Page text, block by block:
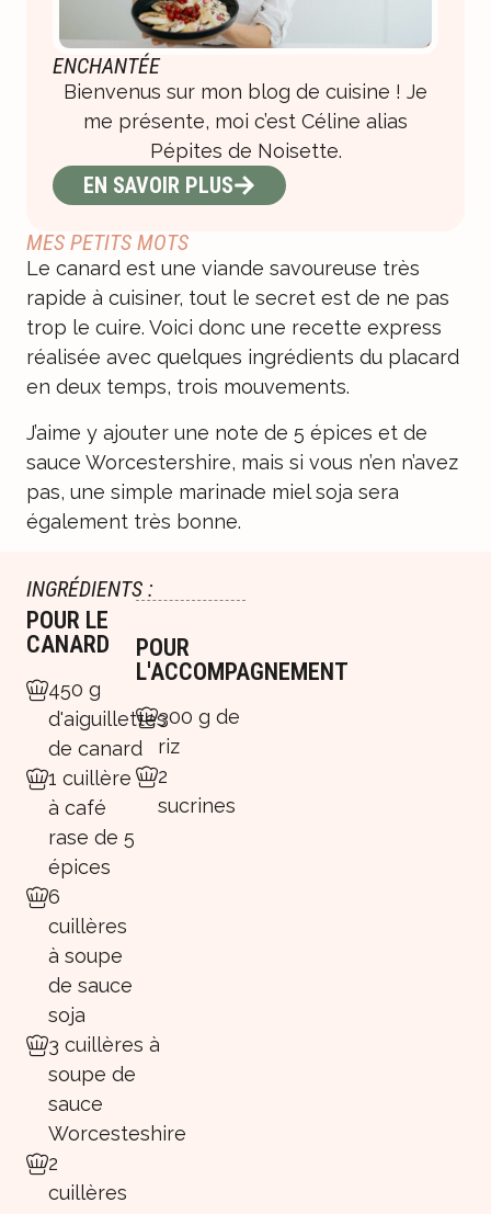
MES PETITS MOTS
Le canard est une viande savoureuse très
rapide à cuisiner, tout le secret est de ne pas
trop le cuire. Voici donc une recette express
réalisée avec quelques ingrédients du placard
en deux temps, trois mouvements.
J’aime y ajouter une note de 5 épices et de
sauce Worcestershire, mais si vous n’en n’avez
pas, une simple marinade miel soja sera
également très bonne.
ENCHANTÉE
Bienvenus sur mon blog de cuisine ! Je
me présente, moi c’est Céline alias
Pépites de Noisette.
EN SAVOIR PLUS
INGRÉDIENTS :
POUR LE
CANARD
450 g
d'aiguillettes
de canard
1 cuillère
à café
rase de 5
épices
6
cuillères
à soupe
de sauce
soja
3 cuillères à
soupe de
sauce
Worcesteshire
2
cuillères
POUR
L'ACCOMPAGNEMENT
300 g de
riz
2
sucrines